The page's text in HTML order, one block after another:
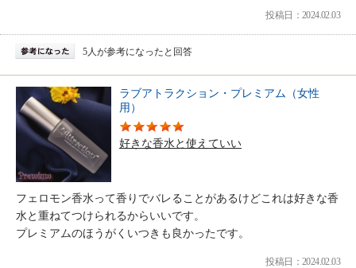
投稿日：2024.02.03
5人が参考になったと回答
ラブアトラクション・プレミアム（女性
用）
好きな香水と使えていい
フェロモン香水って香りでバレることがあるけどこれは好きな香
水と重ねてつけられるからいいです。
プレミアムのほうがくいつきも良かったです。
投稿日：2024.02.03